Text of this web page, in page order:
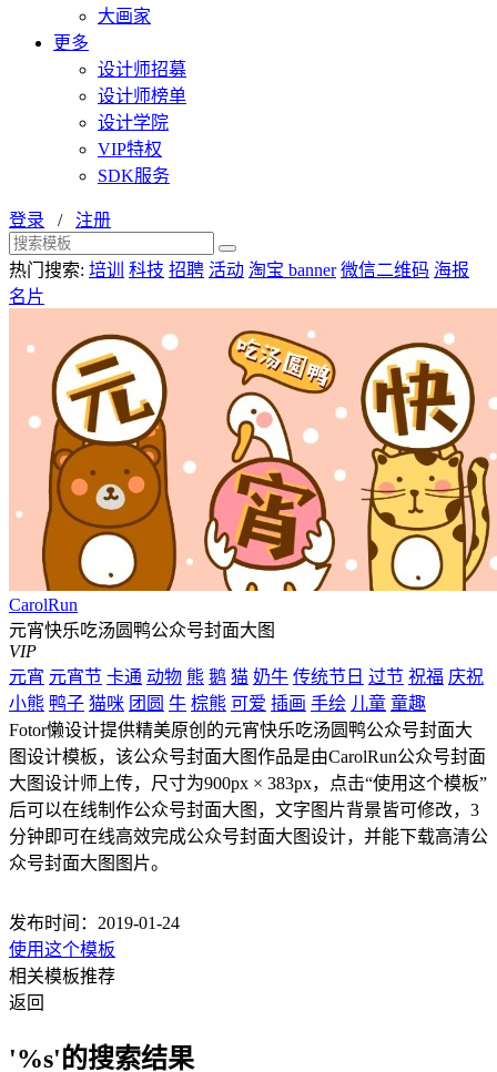
大画家
更多
设计师招募
设计师榜单
设计学院
VIP特权
SDK服务
登录 / 注册
热门搜索: 培训 科技 招聘 活动 淘宝 banner 微信二维码 海报
名片
CarolRun
元宵快乐吃汤圆鸭公众号封面大图
VIP
元宵 元宵节 卡通 动物 熊 鹅 猫 奶牛 传统节日 过节 祝福 庆祝
小熊 鸭子 猫咪 团圆 牛 棕熊 可爱 插画 手绘 儿童 童趣
Fotor懒设计提供精美原创的元宵快乐吃汤圆鸭公众号封面大
图设计模板，该公众号封面大图作品是由CarolRun公众号封面
大图设计师上传，尺寸为900px × 383px，点击“使用这个模板”
后可以在线制作公众号封面大图，文字图片背景皆可修改，3
分钟即可在线高效完成公众号封面大图设计，并能下载高清公
众号封面大图图片。
发布时间：2019-01-24
使用这个模板
相关模板推荐
返回
'%s'的搜索结果